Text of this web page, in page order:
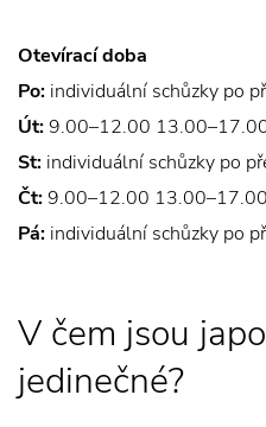
Otevírací doba
Po: individuální schůzky po
Út: 9.00–12.00
St: individuální schůzky po
Čt: 9.00–12.00 13.00–17.00
Pá: individuální schůzky po
V čem jsou
jedinečné?